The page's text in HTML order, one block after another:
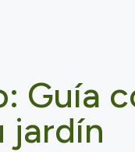
Guía
jardín